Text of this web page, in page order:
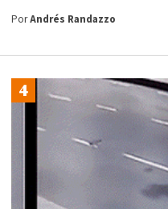
PorAndrés Randazzo